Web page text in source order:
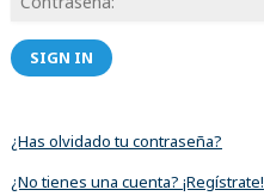
SIGN IN
¿Has olvidado tu contraseña?
¿No tienes una cuenta? ¡Regístrate!